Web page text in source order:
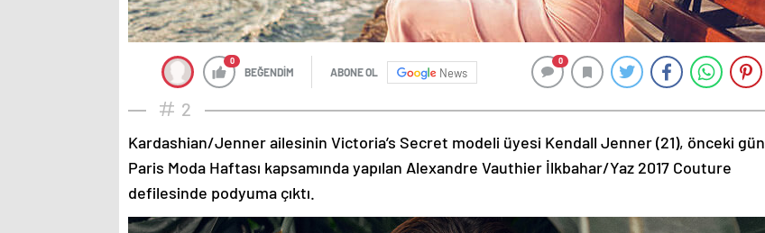
0
BEĞENDİM ABONE OL News
0
2
Kardashian/Jenner ailesinin Victoria’s Secret modeli üyesi Kendall Jenner (21), önceki gün
Paris Moda Haftası kapsamında yapılan Alexandre Vauthier İlkbahar/Yaz 2017 Couture
defilesinde podyuma çıktı.